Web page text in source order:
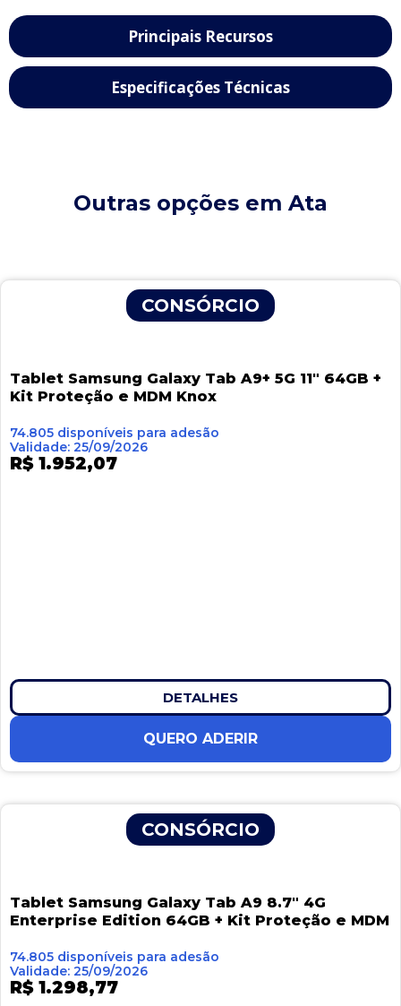
Principais Recursos
Especificações Técnicas
Outras opções em Ata
CONSÓRCIO
Tablet Samsung Galaxy Tab A9+ 5G 11″ 64GB +
Kit Proteção e MDM Knox
74.805 disponíveis para adesão
Validade: 25/09/2026
R$ 1.952,07
DETALHES
QUERO ADERIR
CONSÓRCIO
Tablet Samsung Galaxy Tab A9 8.7″ 4G
Enterprise Edition 64GB + Kit Proteção e MDM
74.805 disponíveis para adesão
Validade: 25/09/2026
R$ 1.298,77
Página
Página
Página
Página
Página